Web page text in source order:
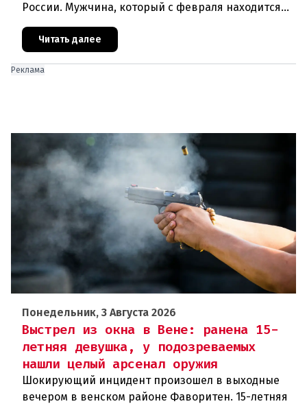
России. Мужчина, который с февраля находится
под стражей, обвинялся в том, что на протяжении
полугода организо
Читать далее
Реклама
Понедельник, 3 Августа 2026
Выстрел из окна в Вене: ранена 15-
летняя девушка, у подозреваемых
нашли целый арсенал оружия
Шокирующий инцидент произошел в выходные
вечером в венском районе Фаворитен. 15-летняя